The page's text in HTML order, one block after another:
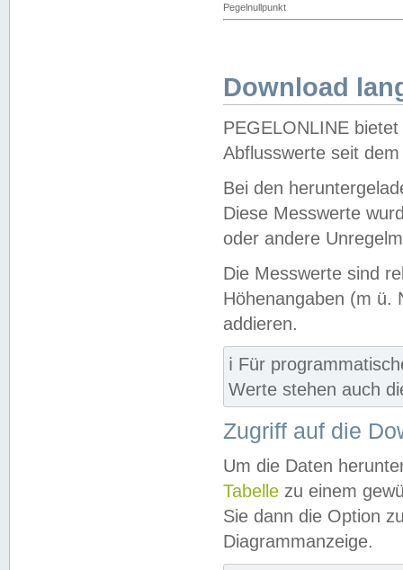
Pegelnullpunkt
Download
PEGELONLINE
Abflusswerte seit
Bei den
Diese Messwerte
oder andere
Die Messwerte sind
Höhenangaben (m ü.
addieren.
ℹ️ Für
Werte stehen auch
Zugriff auf die
Um die Daten
Tabelle zu einem
Sie dann die Option
Diagrammanzeige.